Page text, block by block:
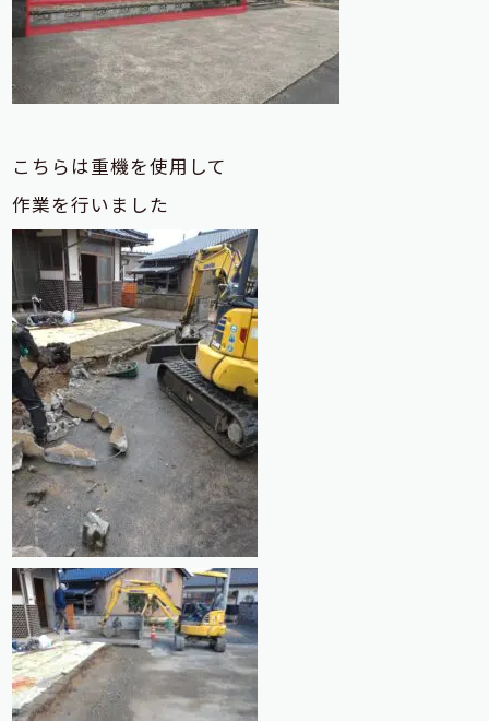
こちらは重機を使用して
作業を行いました